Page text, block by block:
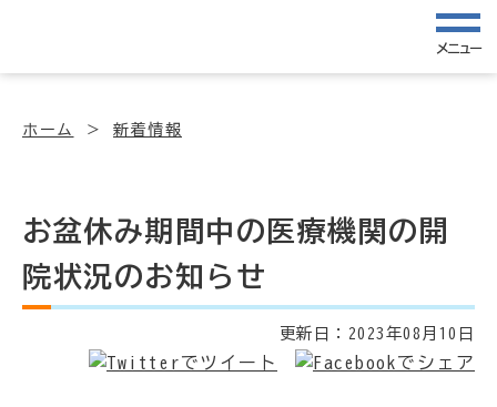
メニュー
ホーム 新着情報
お盆休み期間中の医療機関の開
院状況のお知らせ
更新日： 2023年08月10日